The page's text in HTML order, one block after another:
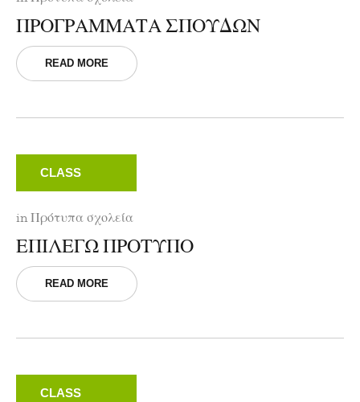
ΠΡΟΓΡΑΜΜΑΤΑ ΣΠΟΥΔΩΝ
READ MORE
CLASS
inΠρότυπα σχολεία
ΕΠΙΛΕΓΩ ΠΡΟΤΥΠΟ
READ MORE
CLASS